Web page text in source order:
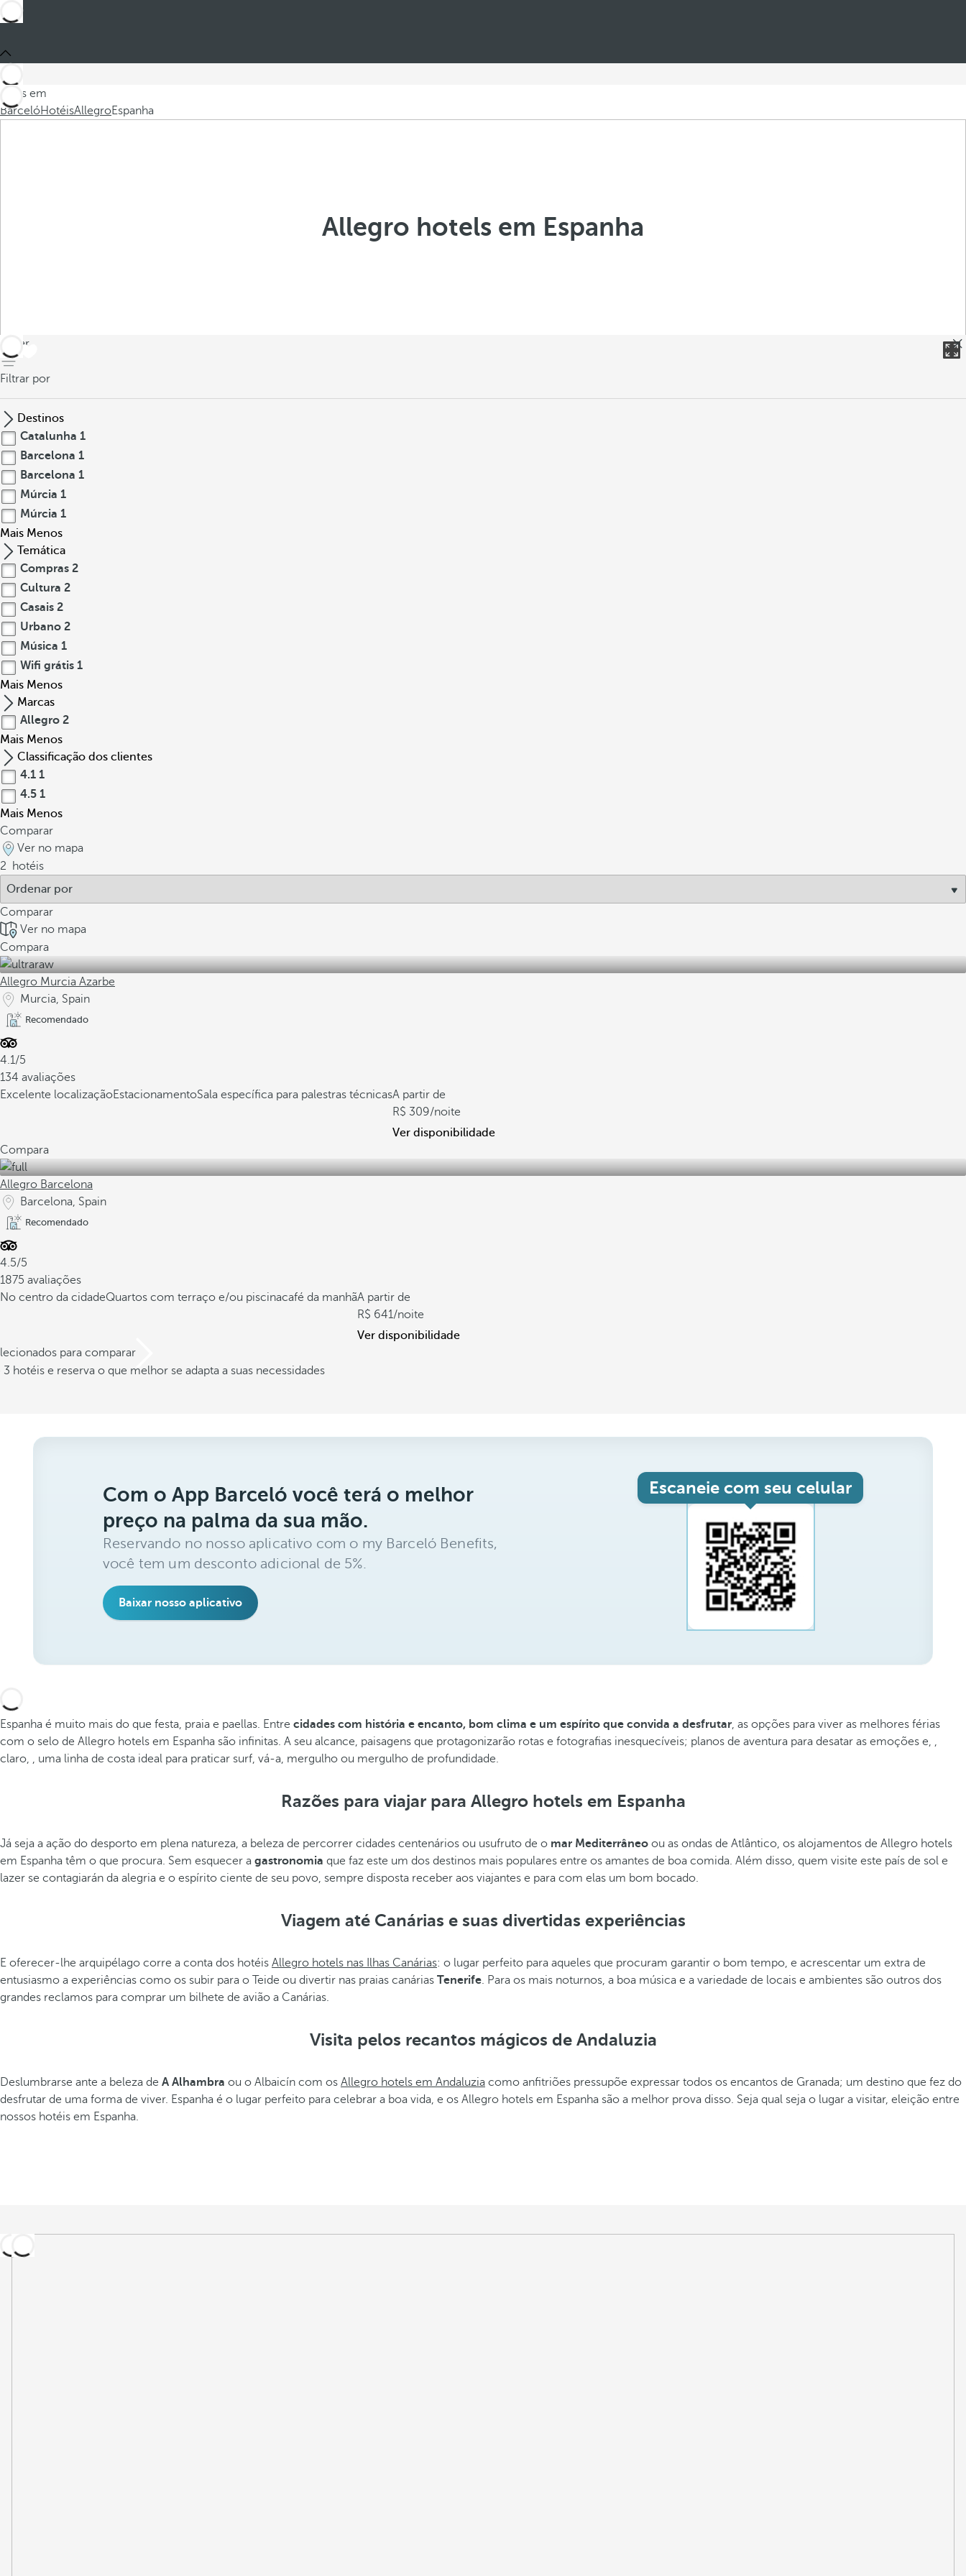
Estes em
BarcelóHotéisAllegroEspanha
Allegro hotels em Espanha
voltar
Filtrar por
Destinos
Catalunha 1
Barcelona 1
Barcelona 1
Múrcia 1
Múrcia 1
Mais Menos
Temática
Compras 2
Cultura 2
Casais 2
Urbano 2
Música 1
Wifi grátis 1
Mais Menos
Marcas
Allegro 2
Mais Menos
Classificação dos clientes
4.1 1
4.5 1
Mais Menos
Comparar
Ver no mapa
2
hotéis
Comparar
Ver no mapa
Compara
Allegro Murcia Azarbe
Murcia, Spain
Recomendado
4.1/5
134 avaliações
Excelente localizaçãoEstacionamentoSala específica para palestras técnicasA partir de
309/noite
Ver disponibilidade
Compara
Allegro Barcelona
Barcelona, Spain
Recomendado
4.5/5
1875 avaliações
No centro da cidadeQuartos com terraço e/ou piscinacafé da manhãA partir de
641/noite
Ver disponibilidade
para comparar
hotéis e reserva o que melhor se adapta a suas necessidades
Com o App Barceló você terá o melhor
preço na palma da sua mão.
Reservando no nosso aplicativo com o my Barceló Benefits,
você tem um desconto adicional de 5%.
Baixar nosso aplicativo
Escaneie com seu celular
Espanha é muito mais do que festa, praia e paellas. Entre cidades com história e encanto, bom clima e um espírito que convida a desfrutar, as opções para viver as melhores férias
com o selo de Allegro hotels em Espanha são infinitas. A seu alcance, paisagens que protagonizarão rotas e fotografias inesquecíveis; planos de aventura para desatar as emoções e, ,
claro, , uma linha de costa ideal para praticar surf, vá-a, mergulho ou mergulho de profundidade.
Razões para viajar para Allegro hotels em Espanha
Já seja a ação do desporto em plena natureza, a beleza de percorrer cidades centenários ou usufruto de o mar Mediterrâneo ou as ondas de Atlântico, os alojamentos de Allegro hotels
em Espanha têm o que procura. Sem esquecer a gastronomia que faz este um dos destinos mais populares entre os amantes de boa comida. Além disso, quem visite este país de sol e
lazer se contagiarán da alegria e o espírito ciente de seu povo, sempre disposta receber aos viajantes e para com elas um bom bocado.
Viagem até Canárias e suas divertidas experiências
E oferecer-lhe arquipélago corre a conta dos hotéis Allegro hotels nas Ilhas Canárias: o lugar perfeito para aqueles que procuram garantir o bom tempo, e acrescentar um extra de
entusiasmo a experiências como os subir para o Teide ou divertir nas praias canárias Tenerife. Para os mais noturnos, a boa música e a variedade de locais e ambientes são outros dos
grandes reclamos para comprar um bilhete de avião a Canárias.
Visita pelos recantos mágicos de Andaluzia
Deslumbrarse ante a beleza de A Alhambra ou o Albaicín com os Allegro hotels em Andaluzia como anfitriões pressupõe expressar todos os encantos de Granada; um destino que fez do
desfrutar de uma forma de viver. Espanha é o lugar perfeito para celebrar a boa vida, e os Allegro hotels em Espanha são a melhor prova disso. Seja qual seja o lugar a visitar, eleição entre
nossos hotéis em Espanha.